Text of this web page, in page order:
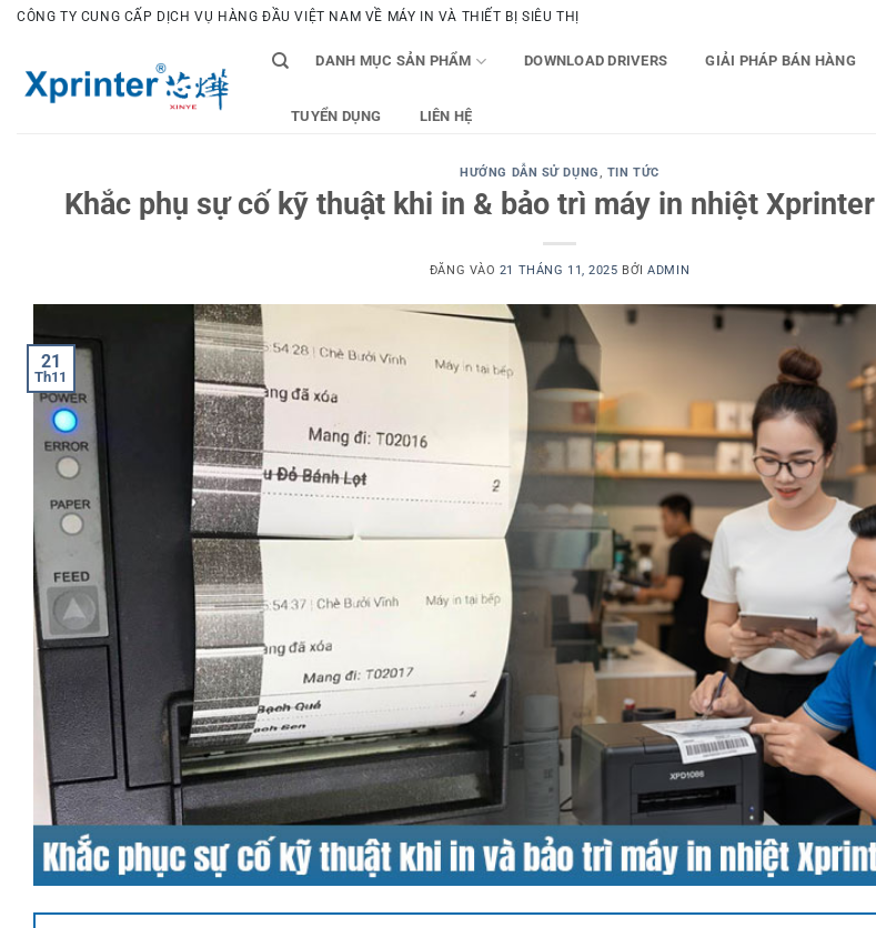
Bỏ
dung
CÔNG TY CUNG CẤP DỊCH VỤ HÀNG ĐẦU VIỆT NAM VỀ MÁY IN VÀ THIẾT BỊ SIÊU THỊ
DANH MỤC SẢN PHẨM DOWNLOAD DRIVERS GIẢI PHÁP BÁN HÀNG
TUYỂN DỤNG LIÊN HỆ
HƯỚNG DẪN SỬ DỤNG, TIN TỨC
Khắc phụ sự cố kỹ thuật khi in & bảo trì máy in nhiệt
ĐĂNG VÀO 21 THÁNG 11, 2025 BỞIADMIN
21
Th11